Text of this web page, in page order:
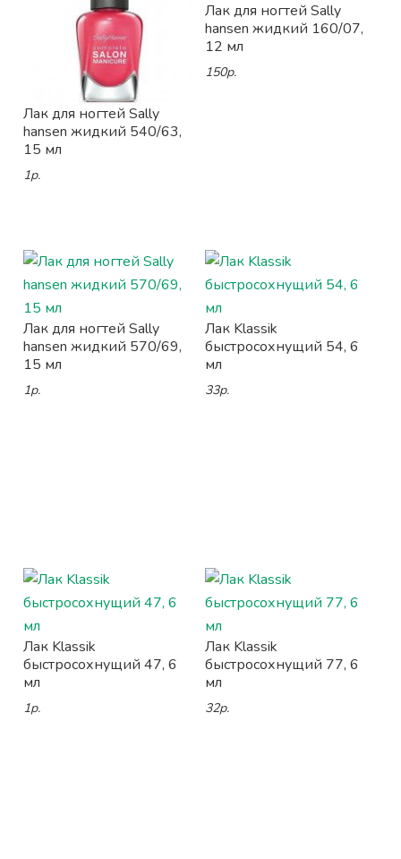
Лак для ногтей Sally
hansen жидкий 540/63,
15 мл
1р.
Лак для ногтей Sally
hansen жидкий 160/07,
12 мл
150р.
Лак для ногтей Sally
hansen жидкий 570/69,
15 мл
1р.
Лак Klassik
быстросохнущий 54, 6
мл
33р.
Лак Klassik
быстросохнущий 47, 6
мл
1р.
Лак Klassik
быстросохнущий 77, 6
мл
32р.